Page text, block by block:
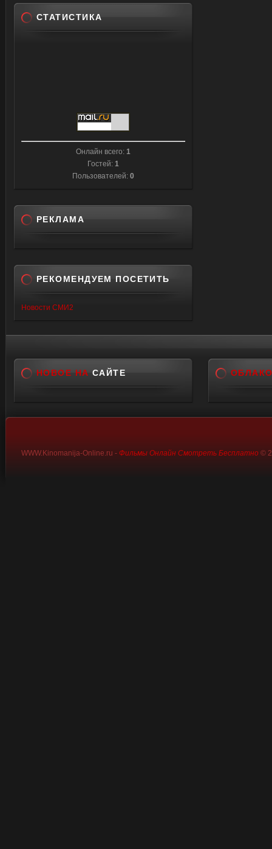
СТАТИСТИКА
Онлайн всего: 1
Гостей: 1
Пользователей: 0
РЕКЛАМА
РЕКОМЕНДУЕМ ПОСЕТИТЬ
Новости СМИ2
НОВОЕ НА САЙТЕ
WWW.Kinomanija-Online.ru - Фильмы Онлайн Смотреть Бесплатно ©